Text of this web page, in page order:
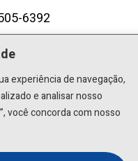
experiência de navegação,
e analisar nosso
você concorda com nosso
6392